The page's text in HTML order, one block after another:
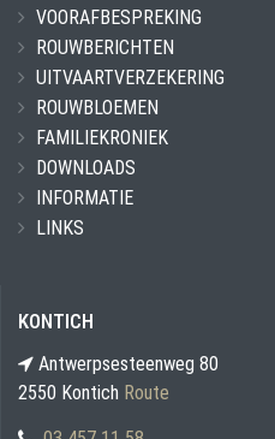
VOORAFBESPREKING
ROUWBERICHTEN
UITVAARTVERZEKERING
ROUWBLOEMEN
FAMILIEKRONIEK
DOWNLOADS
INFORMATIE
LINKS
KONTICH
Antwerpsesteenweg 80
2550 Kontich Route